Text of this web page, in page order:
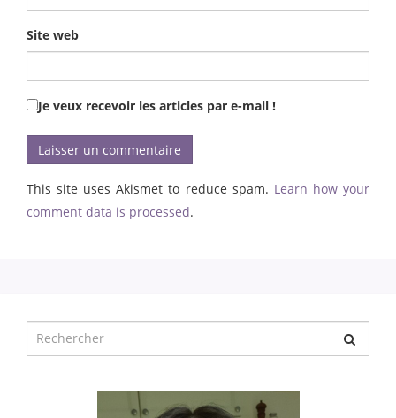
Site web
Je veux recevoir les articles par e-mail !
This site uses Akismet to reduce spam. Learn how your
comment data is processed.
pour
: